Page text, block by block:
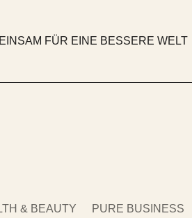
FÜR EINE BESSERE WELT
& BEAUTY PURE BUSINESS